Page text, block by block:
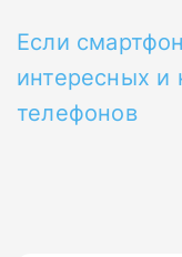
Если
интересных
телефонов